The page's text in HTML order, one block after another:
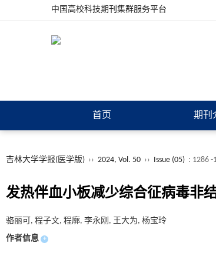
中国高校科技期刊集群服务平台
首页 期刊
吉林大学学报(医学版) ›› 2024, Vol. 50 ›› Issue (05) : 1286 -
发热伴血小板减少综合征病毒非
骆丽可, 程子文, 程廓, 李永刚, 王大为, 杨宝玲
作者信息 +